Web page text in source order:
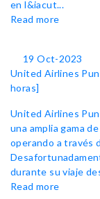
en l&iacut...
Read more
19 Oct-2023
United Airlines
horas]
United Airlines
una amplia gama
operando a través
durante su viaje
Read more